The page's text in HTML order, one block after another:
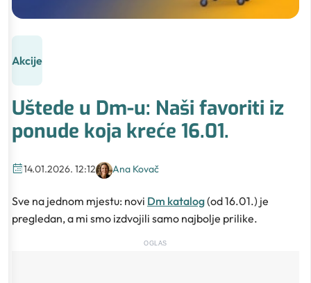
Akcije
Uštede u Dm-u: Naši favoriti iz
ponude koja kreće 16.01.
14.01.2026. 12:12 Ana Kovač
Sve na jednom mjestu: novi Dm katalog(od 16.01.) je
pregledan, a mi smo izdvojili samo najbolje prilike.
OGLAS